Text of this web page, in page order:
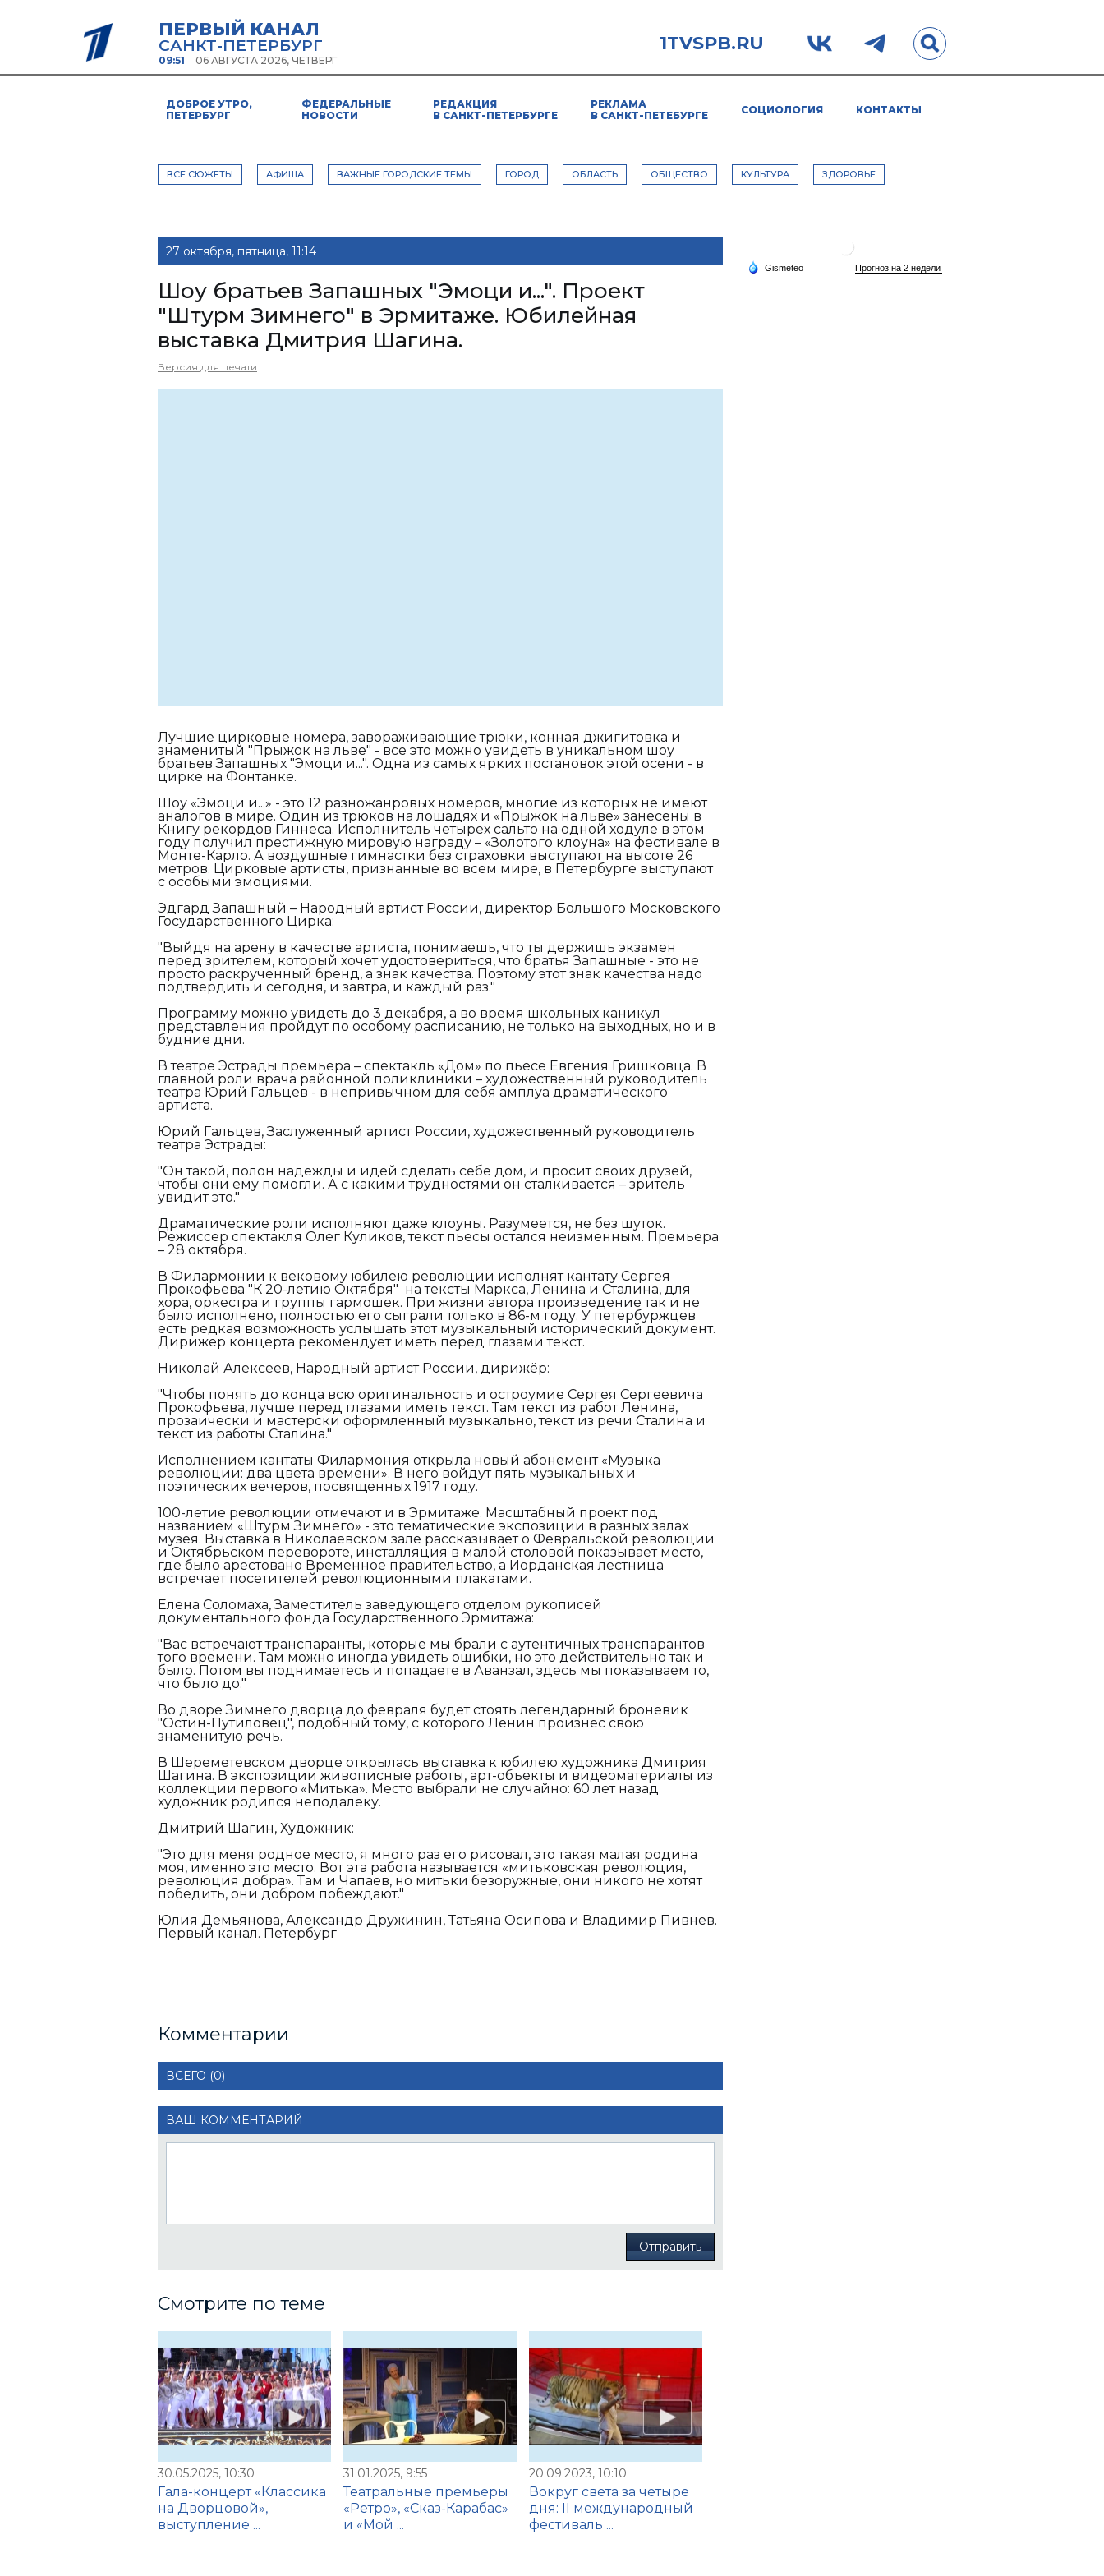
ПЕРВЫЙ КАНАЛ
САНКТ-ПЕТЕРБУРГ
09:51 06 АВГУСТА 2026, ЧЕТВЕРГ
1TVSPB.RU
ДОБРОЕ УТРО,
ПЕТЕРБУРГ
ФЕДЕРАЛЬНЫЕ
НОВОСТИ
РЕДАКЦИЯ
В САНКТ-ПЕТЕРБУРГЕ
РЕКЛАМА
В САНКТ-ПЕТЕБУРГЕ
СОЦИОЛОГИЯ КОНТАКТЫ
ВСЕ СЮЖЕТЫ АФИША ВАЖНЫЕ ГОРОДСКИЕ ТЕМЫ ГОРОД ОБЛАСТЬ ОБЩЕСТВО КУЛЬТУРА ЗДОРОВЬЕ
27 октября, пятница, 11:14
Шоу братьев Запашных "Эмоци и...". Проект
"Штурм Зимнего" в Эрмитаже. Юбилейная
выставка Дмитрия Шагина.
Версия для печати
Лучшие цирковые номера, завораживающие трюки, конная джигитовка и
знаменитый "Прыжок на льве" - все это можно увидеть в уникальном шоу
братьев Запашных "Эмоци и...". Одна из самых ярких постановок этой осени - в
цирке на Фонтанке.
Шоу «Эмоци и...» - это 12 разножанровых номеров, многие из которых не имеют
аналогов в мире. Один из трюков на лошадях и «Прыжок на льве» занесены в
Книгу рекордов Гиннеса. Исполнитель четырех сальто на одной ходуле в этом
году получил престижную мировую награду – «Золотого клоуна» на фестивале в
Монте-Карло. А воздушные гимнастки без страховки выступают на высоте 26
метров. Цирковые артисты, признанные во всем мире, в Петербурге выступают
с особыми эмоциями.
Эдгард Запашный – Народный артист России, директор Большого Московского
Государственного Цирка:
"Выйдя на арену в качестве артиста, понимаешь, что ты держишь экзамен
перед зрителем, который хочет удостовериться, что братья Запашные - это не
просто раскрученный бренд, а знак качества. Поэтому этот знак качества надо
подтвердить и сегодня, и завтра, и каждый раз."
Программу можно увидеть до 3 декабря, а во время школьных каникул
представления пройдут по особому расписанию, не только на выходных, но и в
будние дни.
В театре Эстрады премьера – спектакль «Дом» по пьесе Евгения Гришковца. В
главной роли врача районной поликлиники – художественный руководитель
театра Юрий Гальцев - в непривычном для себя амплуа драматического
артиста.
Юрий Гальцев, Заслуженный артист России, художественный руководитель
театра Эстрады:
"Он такой, полон надежды и идей сделать себе дом, и просит своих друзей,
чтобы они ему помогли. А с какими трудностями он сталкивается – зритель
увидит это."
Драматические роли исполняют даже клоуны. Разумеется, не без шуток.
Режиссер спектакля Олег Куликов, текст пьесы остался неизменным. Премьера
– 28 октября.
В Филармонии к вековому юбилею революции исполнят кантату Сергея
Прокофьева "К 20-летию Октября" на тексты Маркса, Ленина и Сталина, для
хора, оркестра и группы гармошек. При жизни автора произведение так и не
было исполнено, полностью его сыграли только в 86-м году. У петербуржцев
есть редкая возможность услышать этот музыкальный исторический документ.
Дирижер концерта рекомендует иметь перед глазами текст.
Николай Алексеев, Народный артист России, дирижёр:
"Чтобы понять до конца всю оригинальность и остроумие Сергея Сергеевича
Прокофьева, лучше перед глазами иметь текст. Там текст из работ Ленина,
прозаически и мастерски оформленный музыкально, текст из речи Сталина и
текст из работы Сталина."
Исполнением кантаты Филармония открыла новый абонемент «Музыка
революции: два цвета времени». В него войдут пять музыкальных и
поэтических вечеров, посвященных 1917 году.
100-летие революции отмечают и в Эрмитаже. Масштабный проект под
названием «Штурм Зимнего» - это тематические экспозиции в разных залах
музея. Выставка в Николаевском зале рассказывает о Февральской революции
и Октябрьском перевороте, инсталляция в малой столовой показывает место,
где было арестовано Временное правительство, а Иорданская лестница
встречает посетителей революционными плакатами.
Елена Соломаха, Заместитель заведующего отделом рукописей
документального фонда Государственного Эрмитажа:
"Вас встречают транспаранты, которые мы брали с аутентичных транспарантов
того времени. Там можно иногда увидеть ошибки, но это действительно так и
было. Потом вы поднимаетесь и попадаете в Аванзал, здесь мы показываем то,
что было до."
Во дворе Зимнего дворца до февраля будет стоять легендарный броневик
"Остин-Путиловец", подобный тому, с которого Ленин произнес свою
знаменитую речь.
В Шереметевском дворце открылась выставка к юбилею художника Дмитрия
Шагина. В экспозиции живописные работы, арт-объекты и видеоматериалы из
коллекции первого «Митька». Место выбрали не случайно: 60 лет назад
художник родился неподалеку.
Дмитрий Шагин, Художник:
"Это для меня родное место, я много раз его рисовал, это такая малая родина
моя, именно это место. Вот эта работа называется «митьковская революция,
революция добра». Там и Чапаев, но митьки безоружные, они никого не хотят
победить, они добром побеждают."
Юлия Демьянова, Александр Дружинин, Татьяна Осипова и Владимир Пивнев.
Первый канал. Петербург
Комментарии
ВСЕГО (0)
ВАШ КОММЕНТАРИЙ
Отправить
Смотрите по теме
30.05.2025, 10:30
Гала-концерт «Классика
на Дворцовой»,
выступление ...
31.01.2025, 9:55
Театральные премьеры
«Ретро», «Сказ-Карабас»
и «Мой ...
20.09.2023, 10:10
Вокруг света за четыре
дня: II международный
фестиваль ...